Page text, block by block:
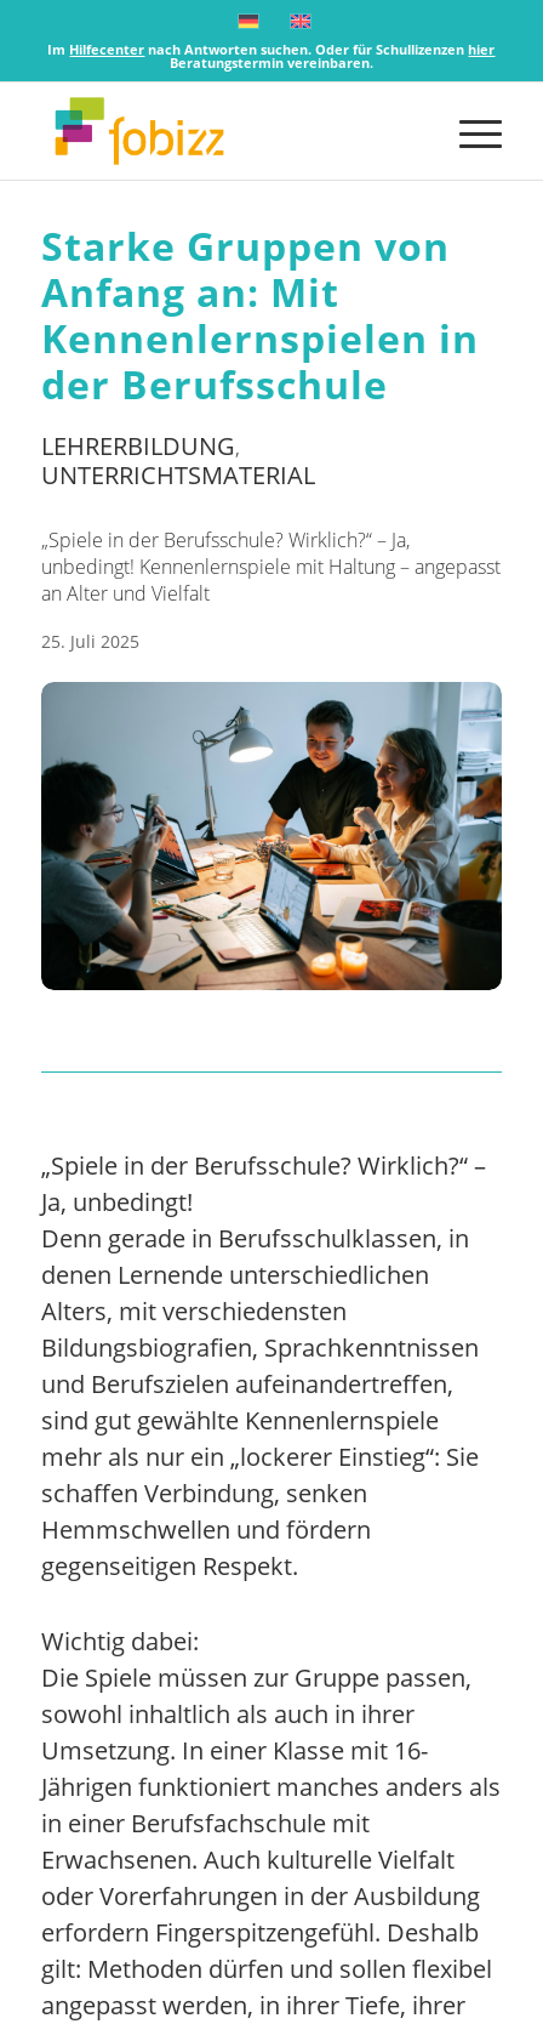
Im Hilfecenter nach Antworten suchen. Oder für Schullizenzenhier
Beratungstermin vereinbaren.
Starke Gruppen von
Anfang an: Mit
Kennenlernspielen in
der Berufsschule
LEHRERBILDUNG,
UNTERRICHTSMATERIAL
„Spiele in der Berufsschule? Wirklich?“ – Ja,
unbedingt! Kennenlernspiele mit Haltung – angepasst
an Alter und Vielfalt
25. Juli 2025
„Spiele in der Berufsschule? Wirklich?“ –
Ja, unbedingt!
Denn gerade in Berufsschulklassen, in
denen Lernende unterschiedlichen
Alters, mit verschiedensten
Bildungsbiografien, Sprachkenntnissen
und Berufszielen aufeinandertreffen,
sind gut gewählte Kennenlernspiele
mehr als nur ein „lockerer Einstieg“: Sie
schaffen Verbindung, senken
Hemmschwellen und fördern
gegenseitigen Respekt.
Wichtig dabei:
Die Spiele müssen zur Gruppe passen,
sowohl inhaltlich als auch in ihrer
Umsetzung. In einer Klasse mit 16-
Jährigen funktioniert manches anders als
in einer Berufsfachschule mit
Erwachsenen. Auch kulturelle Vielfalt
oder Vorerfahrungen in der Ausbildung
erfordern Fingerspitzengefühl. Deshalb
gilt: Methoden dürfen und sollen flexibel
angepasst werden, in ihrer Tiefe, ihrer